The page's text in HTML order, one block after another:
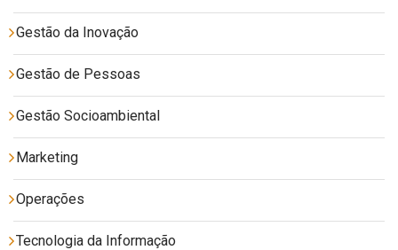
Gestão da Inovação
Gestão de Pessoas
Gestão Socioambiental
Marketing
Operações
Tecnologia da Informação